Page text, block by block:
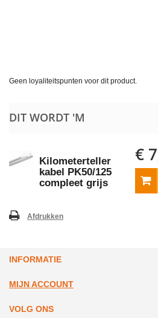
Geen loyaliteitspunten voor dit product.
DIT WORDT 'M
Kilometerteller
kabel PK50/125
compleet grijs
€
Afdrukken
INFORMATIE
MIJN ACCOUNT
VOLG ONS